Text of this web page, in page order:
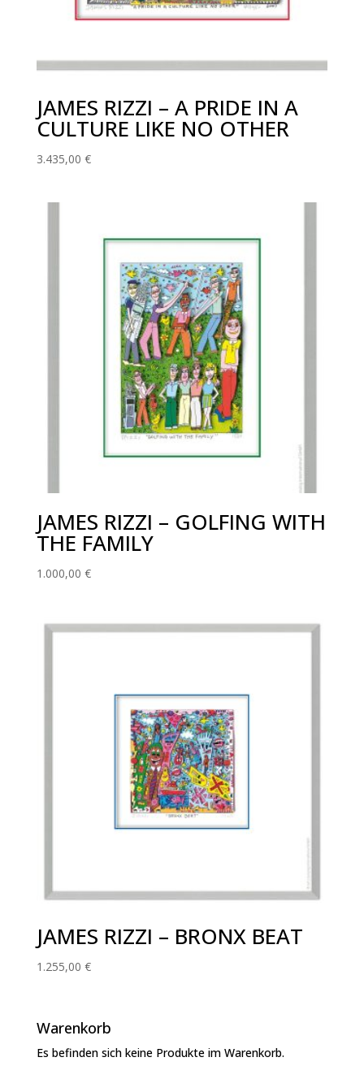
JAMES RIZZI – A PRIDE IN A
CULTURE LIKE NO OTHER
3.435,00 €
JAMES RIZZI – GOLFING WITH
THE FAMILY
1.000,00 €
JAMES RIZZI – BRONX BEAT
1.255,00 €
Warenkorb
Es befinden sich keine Produkte im Warenkorb.